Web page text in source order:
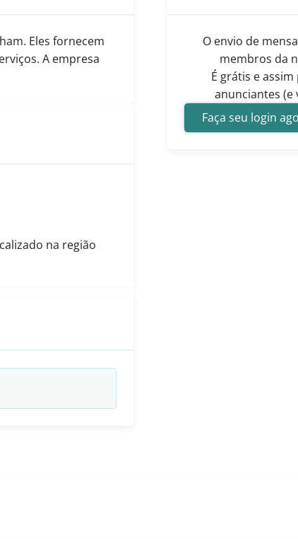
Eles fornecem
A empresa
na região
O envio de
membros da
É grátis e
anunciantes (e
Faça seu login